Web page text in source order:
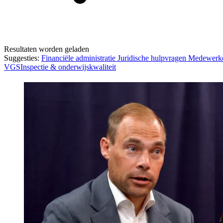
Resultaten worden geladen
Suggesties: Financiële administratie Juridische hulpvragen
VGSInspectie & onderwijskwaliteit